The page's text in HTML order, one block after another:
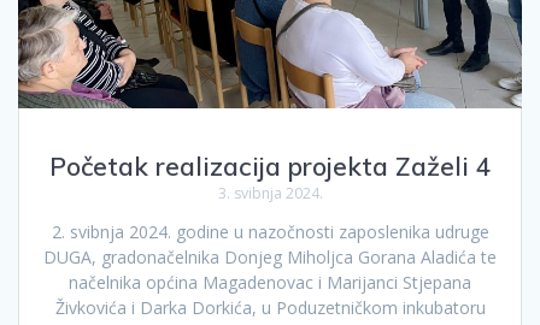
Početak realizacija projekta Zaželi 4
3. svibnja 2024.
2. svibnja 2024. godine u nazočnosti zaposlenika udruge
DUGA, gradonačelnika Donjeg Miholjca Gorana Aladića te
načelnika općina Magadenovac i Marijanci Stjepana
Živkovića i Darka Dorkića, u Poduzetničkom inkubatoru